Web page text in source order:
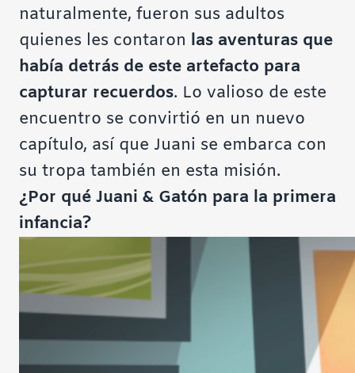
naturalmente, fueron sus adultos
quienes les contaron las aventuras que
había detrás de este artefacto para
capturar recuerdos. Lo valioso de este
encuentro se convirtió en un nuevo
capítulo, así que Juani se embarca con
su tropa también en esta misión.
¿Por qué Juani & Gatón para la primera
infancia?